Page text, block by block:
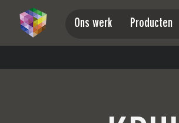
Ons werk Producten